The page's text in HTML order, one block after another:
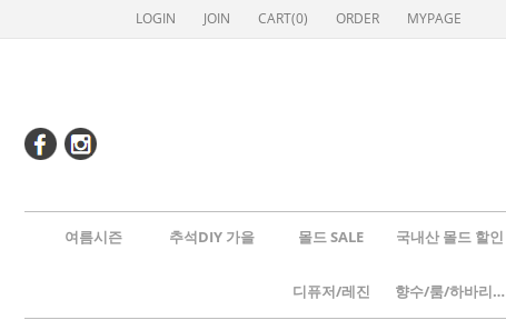
LOGIN JOIN CART(0) ORDER MYPAGE
여름시즌 추석DIY 가을 몰드 SALE 국내산 몰드 할인
디퓨저/레진 향수/룸/하바리움